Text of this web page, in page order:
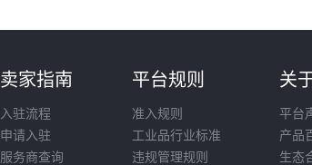
导致信息缺失
标签
扫描枪镜头
卖家指南
入驻流程
申请入驻
服务商查询
平台规则
准入规则
工业品行业标准
违规管理规则
关
平台
产品
生态